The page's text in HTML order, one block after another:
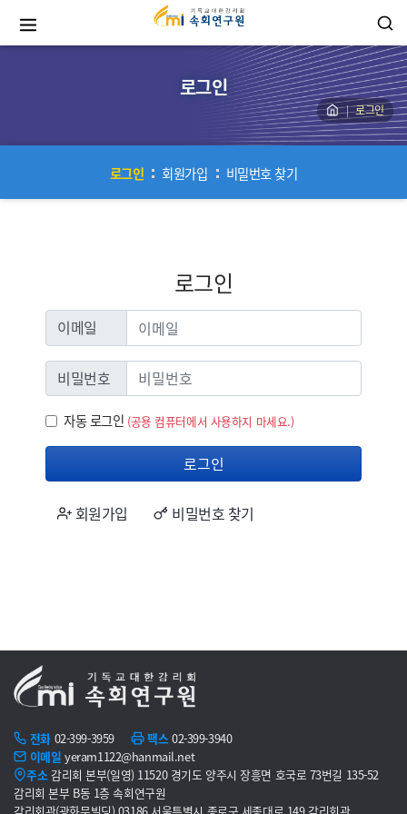
로그인
로그인
로그인 회원가입 비밀번호 찾기
로그인
이메일
이메일
비밀번호
비밀번호
자동 로그인
자동 로그인 (공용 컴퓨터에서 사용하지 마세요.)
로그인
회원가입 비밀번호 찾기
전화 02-399-3959 팩스 02-399-3940
이메일 yeram1122@hanmail.net
주소 감리회 본부(일영) 11520 경기도 양주시 장흥면 호국로 73번길 135-52
감리회 본부 B동 1층 속회연구원
감리회관(광화문빌딩) 03186 서울특별시 종로구 세종대로 149 감리회관